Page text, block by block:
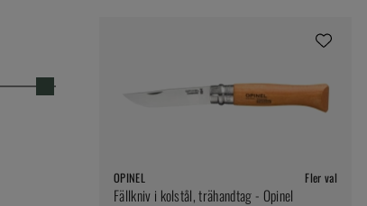
OPINEL Fler val
Fällkniv i kolstål, trähandtag - Opinel